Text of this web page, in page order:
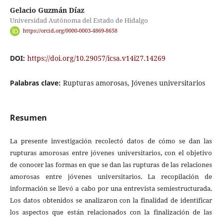
Gelacio Guzmán Díaz
Universidad Autónoma del Estado de Hidalgo
https://orcid.org/0000-0003-4869-8658
DOI: https://doi.org/10.29057/icsa.v14i27.14269
Palabras clave: Rupturas amorosas, Jóvenes universitarios
Resumen
La presente investigación recolectó datos de cómo se dan las
rupturas amorosas entre jóvenes universitarios, con el objetivo
de conocer las formas en que se dan las rupturas de las relaciones
amorosas entre jóvenes universitarios. La recopilación de
información se llevó a cabo por una entrevista semiestructurada.
Los datos obtenidos se analizaron con la finalidad de identificar
los aspectos que están relacionados con la finalización de las